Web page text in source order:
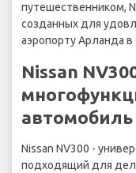
путешественником,
созданных для
аэропорту Арланда
Nissan
автомобиль
Nissan NV300 -
подходящий для